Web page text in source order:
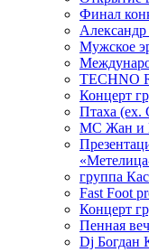
Финал
Мужское
TECHNO
Концерт
Птаха (ex.
МС Жан и
группа
Fast Foot
Концерт
Пенная
Dj Богдан